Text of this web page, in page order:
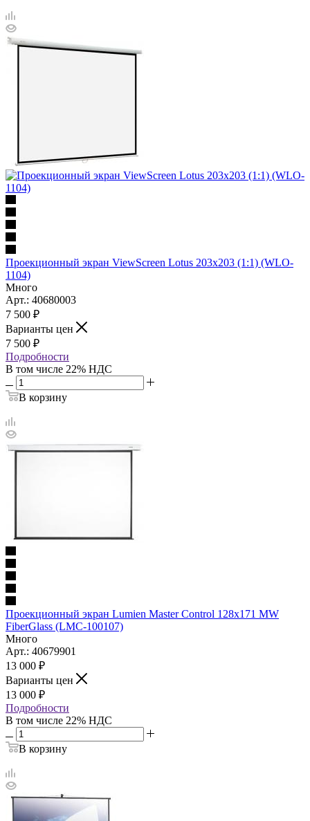
Проекционный экран ViewScreen Lotus 203x203 (1:1) (WLO-
1104)
Много
Арт.: 40680003
7 500 ₽
Варианты цен
7 500 ₽
Подробности
В том числе 22% НДС
В корзину
Проекционный экран Lumien Master Control 128x171 MW
FiberGlass (LMC-100107)
Много
Арт.: 40679901
13 000 ₽
Варианты цен
13 000 ₽
Подробности
В том числе 22% НДС
В корзину